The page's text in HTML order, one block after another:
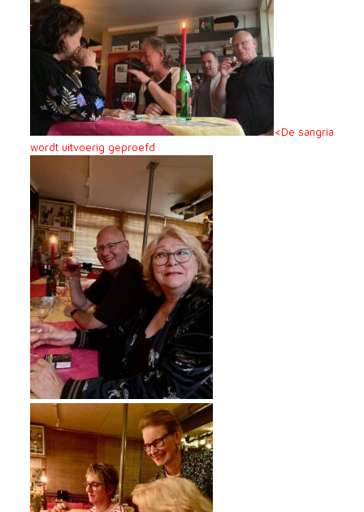
<De sangria
wordt uitvoerig geproefd